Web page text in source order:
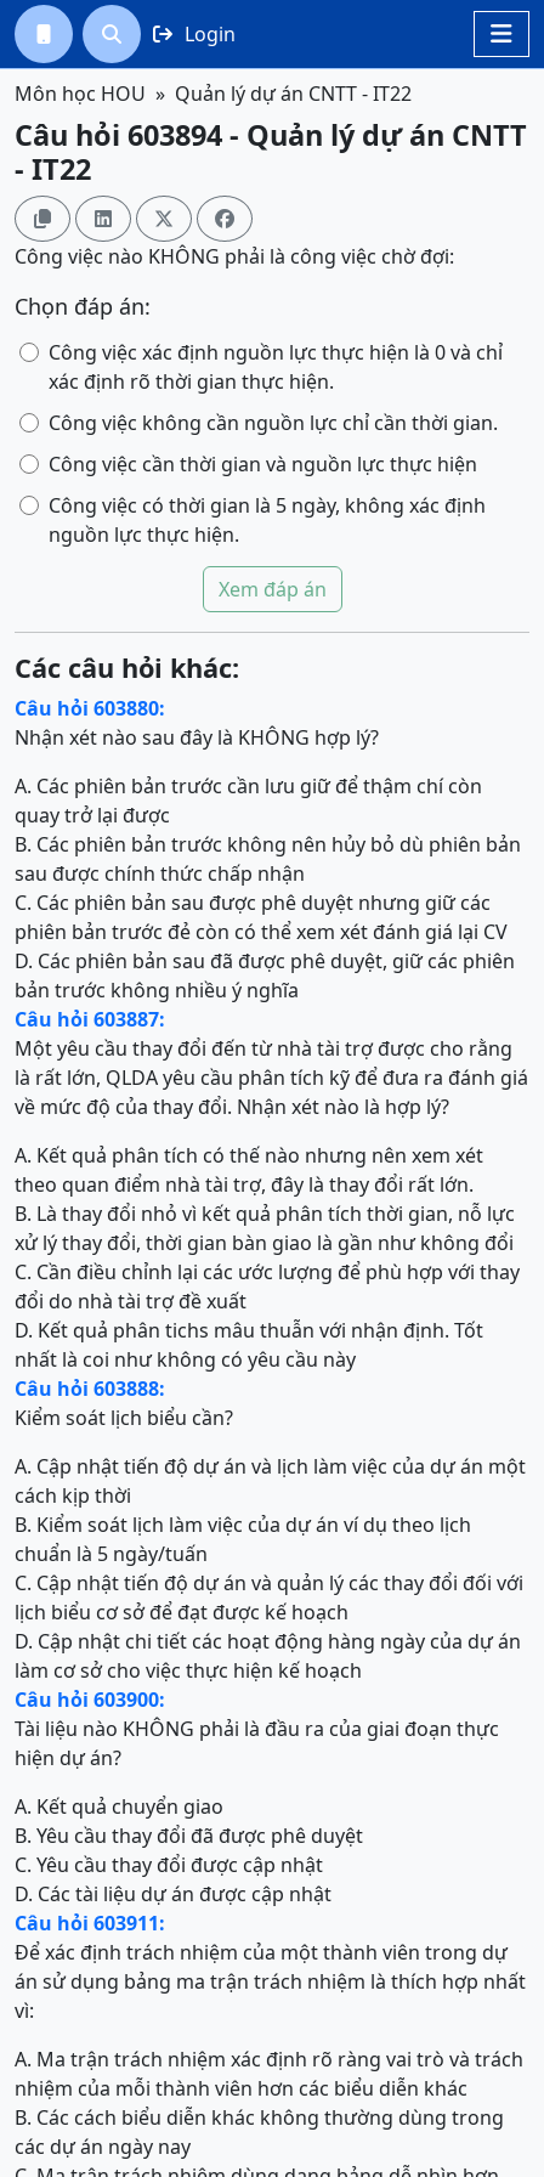

  Login
Môn học HOU Quản lý dự án CNTT - IT22
Câu hỏi 603894 - Quản lý dự án CNTT
- IT22
   
Công việc nào KHÔNG phải là công việc chờ đợi:
Chọn đáp án:
Công việc xác định nguồn lực thực hiện là 0 và chỉ
xác định rõ thời gian thực hiện.
Công việc không cần nguồn lực chỉ cần thời gian.
Công việc cần thời gian và nguồn lực thực hiện
Công việc có thời gian là 5 ngày, không xác định
nguồn lực thực hiện.
Xem đáp án
Các câu hỏi khác:
Câu hỏi 603880:
Nhận xét nào sau đây là KHÔNG hợp lý?
A. Các phiên bản trước cần lưu giữ để thậm chí còn
quay trở lại được
B. Các phiên bản trước không nên hủy bỏ dù phiên bản
sau được chính thức chấp nhận
C. Các phiên bản sau được phê duyệt nhưng giữ các
phiên bản trước đẻ còn có thể xem xét đánh giá lại CV
D. Các phiên bản sau đã được phê duyệt, giữ các phiên
bản trước không nhiều ý nghĩa
Câu hỏi 603887:
Một yêu cầu thay đổi đến từ nhà tài trợ được cho rằng
là rất lớn, QLDA yêu cầu phân tích kỹ để đưa ra đánh giá
về mức độ của thay đổi. Nhận xét nào là hợp lý?
A. Kết quả phân tích có thế nào nhưng nên xem xét
theo quan điểm nhà tài trợ, đây là thay đổi rất lớn.
B. Là thay đổi nhỏ vì kết quả phân tích thời gian, nỗ lực
xử lý thay đổi, thời gian bàn giao là gần như không đổi
C. Cần điều chỉnh lại các ước lượng để phù hợp với thay
đổi do nhà tài trợ đề xuất
D. Kết quả phân tichs mâu thuẫn với nhận định. Tốt
nhất là coi như không có yêu cầu này
Câu hỏi 603888:
Kiểm soát lịch biểu cần?
A. Cập nhật tiến độ dự án và lịch làm việc của dự án một
cách kịp thời
B. Kiểm soát lịch làm việc của dự án ví dụ theo lịch
chuẩn là 5 ngày/tuấn
C. Cập nhật tiến độ dự án và quản lý các thay đổi đối với
lịch biểu cơ sở để đạt được kế hoạch
D. Cập nhật chi tiết các hoạt động hàng ngày của dự án
làm cơ sở cho việc thực hiện kế hoạch
Câu hỏi 603900:
Tài liệu nào KHÔNG phải là đầu ra của giai đoạn thực
hiện dự án?
A. Kết quả chuyển giao
B. Yêu cầu thay đổi đã được phê duyệt
C. Yêu cầu thay đổi được cập nhật
D. Các tài liệu dự án được cập nhật
Câu hỏi 603911:
Để xác định trách nhiệm của một thành viên trong dự
án sử dụng bảng ma trận trách nhiệm là thích hợp nhất
vì:
A. Ma trận trách nhiệm xác định rõ ràng vai trò và trách
nhiệm của mỗi thành viên hơn các biểu diễn khác
B. Các cách biểu diễn khác không thường dùng trong
các dự án ngày nay